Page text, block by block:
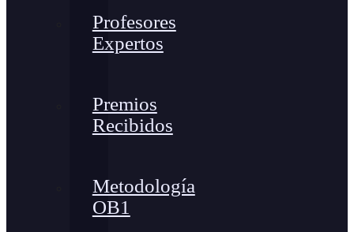
Profesores
Expertos
Premios
Recibidos
Metodología
OB1